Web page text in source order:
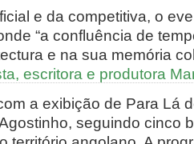
e da competitiva, o
“a confluência de
e na sua memória
escritora e produtora
a exibição de Para Lá
seguindo cinco